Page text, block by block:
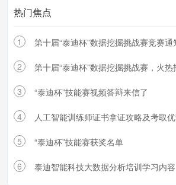
热门焦点
1 第十届“泰迪杯”数据挖掘挑战赛竞赛通
2 第十届“泰迪杯”数据挖掘挑战赛，火热
3 “泰迪杯”技能赛视频答辩来信了
4 人工智能训练师证书拿证攻略及考取
5 “泰迪杯”技能赛获奖名单
6 泰迪智能科技大数据分析培训学习内容